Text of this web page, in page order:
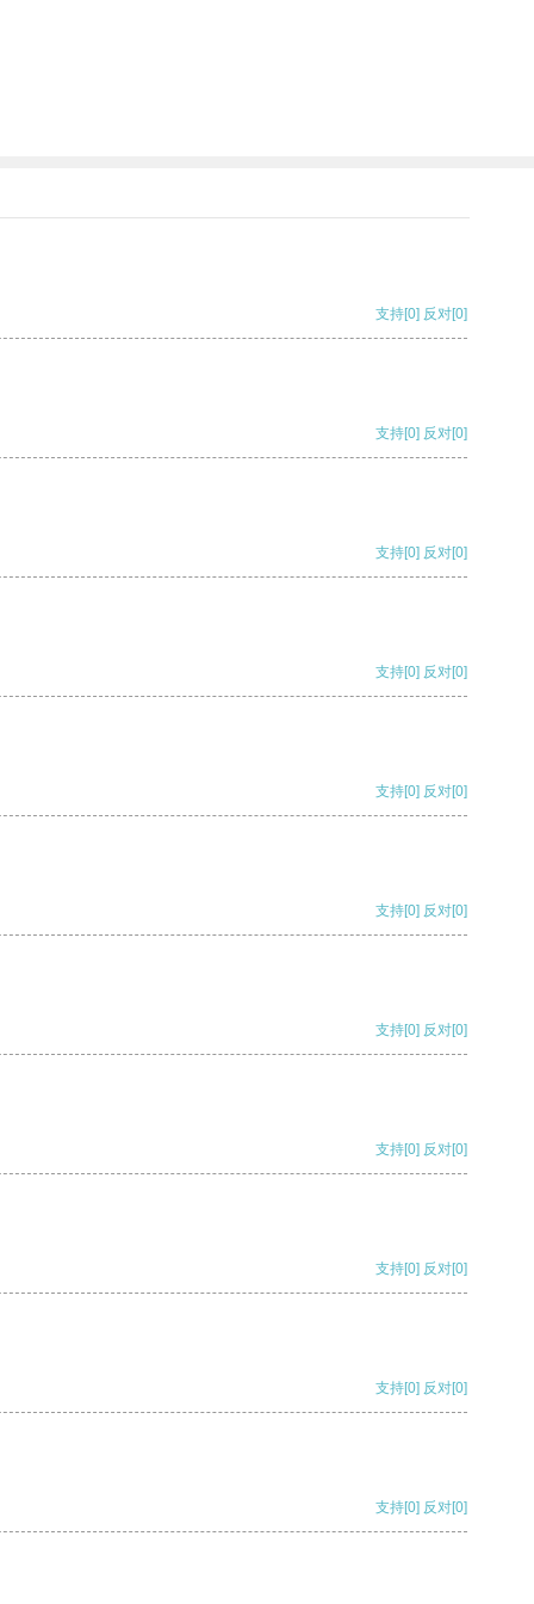
支持[0] 反对[0]
支持[0] 反对[0]
支持[0] 反对[0]
支持[0] 反对[0]
支持[0] 反对[0]
支持[0] 反对[0]
支持[0] 反对[0]
支持[0] 反对[0]
支持[0] 反对[0]
支持[0] 反对[0]
支持[0] 反对[0]